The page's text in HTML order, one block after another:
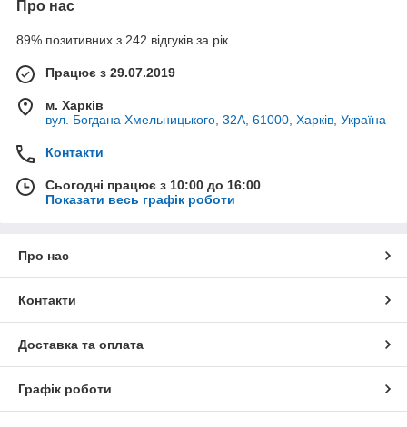
Про нас
89% позитивних з 242 відгуків за рік
Працює з 29.07.2019
м. Харків
вул. Богдана Хмельницького, 32А, 61000, Харків, Україна
Контакти
Сьогодні працює з 10:00 до 16:00
Показати весь графік роботи
Про нас
Контакти
Доставка та оплата
Графік роботи